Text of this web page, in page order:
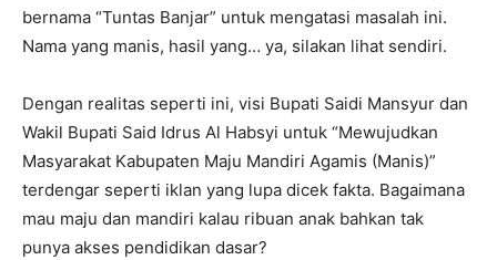
bernama “Tuntas Banjar” untuk mengatasi masalah ini.
Nama yang manis, hasil yang… ya, silakan lihat sendiri.
Dengan realitas seperti ini, visi Bupati Saidi Mansyur dan
Wakil Bupati Said Idrus Al Habsyi untuk “Mewujudkan
Masyarakat Kabupaten Maju Mandiri Agamis (Manis)”
terdengar seperti iklan yang lupa dicek fakta. Bagaimana
mau maju dan mandiri kalau ribuan anak bahkan tak
punya akses pendidikan dasar?